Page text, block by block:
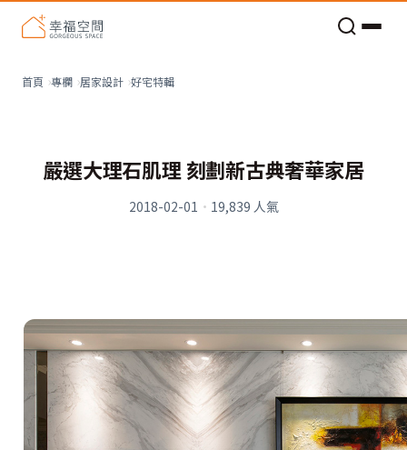
首頁 專欄 居家設計 好宅特輯
嚴選大理石肌理 刻劃新古典奢華家居
2018-02-01 · 19,839 人氣